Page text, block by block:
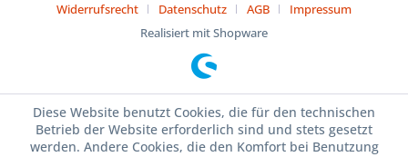
Widerrufsrecht
Datenschutz AGB
Impressum
Realisiert mit Shopware
Diese Website benutzt Cookies, die für den technischen
Betrieb der Website erforderlich sind und stets gesetzt
werden. Andere Cookies, die den Komfort bei Benutzung